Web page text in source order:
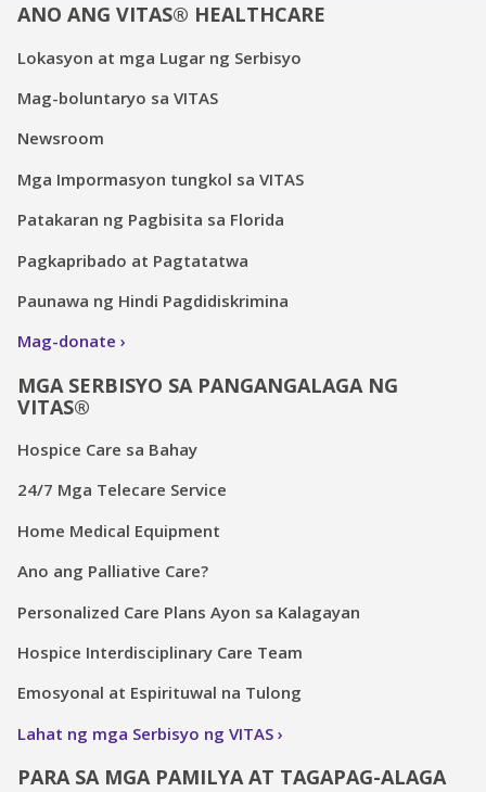
ANO ANG VITAS® HEALTHCARE
Lokasyon at mga Lugar ng Serbisyo
Mag-boluntaryo sa VITAS
Newsroom
Mga Impormasyon tungkol sa VITAS
Patakaran ng Pagbisita sa Florida
Pagkapribado at Pagtatatwa
Paunawa ng Hindi Pagdidiskrimina
Mag-donate
MGA SERBISYO SA PANGANGALAGA NG
VITAS®
Hospice Care sa Bahay
24/7 Mga Telecare Service
Home Medical Equipment
Ano ang Palliative Care?
Personalized Care Plans Ayon sa Kalagayan
Hospice Interdisciplinary Care Team
Emosyonal at Espirituwal na Tulong
Lahat ng mga Serbisyo ng VITAS
PARA SA MGA PAMILYA AT TAGAPAG-ALAGA